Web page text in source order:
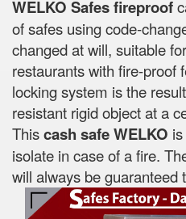
WELKO Safes fireproof
of safes using code-
changed at will, suitable
restaurants with fire-proof
locking system is the
resistant rigid object at a
Thiscash safe WELKO
isolate in case of a fire.
will always be guaranteed